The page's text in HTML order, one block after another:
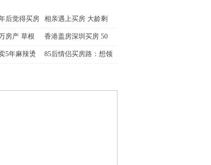
后觉得买房
房产 草根
5年麻辣烫
相亲遇上买房 大龄剩
香港盖房深圳买房 50
85后情侣买房路：想领